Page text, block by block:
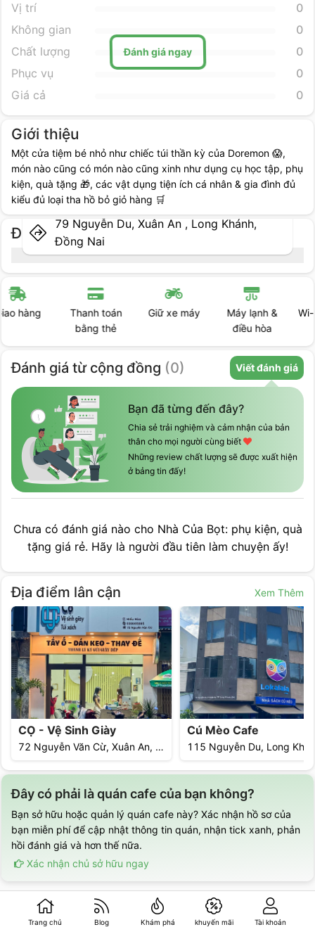
Trang chủ Blog Khám phá khuyến mãi Tài khoản
Đánh giá ngay
Vị trí
0
Không gian
0
Chất lượng
0
Phục vụ
0
Giá cả
0
Giới thiệu
Một cửa tiệm bé nhỏ như chiếc túi thần kỳ của Doremon 😱,
món nào cũng có món nào cũng xinh như dụng cụ học tập, phụ
kiện, quà tặng 🎁, các vật dụng tiện ích cá nhân & gia đình đủ
kiểu đủ loại tha hồ bỏ giỏ hàng 🛒
Địa điểm cụ thể
79 Nguyễn Du, Xuân An , Long Khánh,
Đồng Nai
Máy lạnh &
Wi-Fi miễn phí
Thanh toán
Giữ xe máy
Đánh giá từ cộng đồng (0) Viết đánh giá
Bạn đã từng đến đây?
Chia sẻ trải nghiệm và cảm nhận của bản
thân cho mọi người cùng biết
Những review chất lượng sẽ được xuất hiện
ở bảng tin đấy!
Chưa có đánh giá nào cho Nhà Của Bọt: phụ kiện, quà
tặng giá rẻ. Hãy là người đầu tiên làm chuyện ấy!
Địa điểm lân cận Xem Thêm
CỌ - Vệ Sinh Giày
72 Nguyễn Văn Cừ, Xuân An, Long Khánh, Đồng Nai
Cú Mèo Cafe
Đây có phải là quán cafe của bạn không?
Bạn sở hữu hoặc quản lý quán cafe này? Xác nhận hồ sơ của
bạn miễn phí để cập nhật thông tin quán, nhận tick xanh, phản
hồi đánh giá và hơn thế nữa.
Xác nhận chủ sở hữu ngay